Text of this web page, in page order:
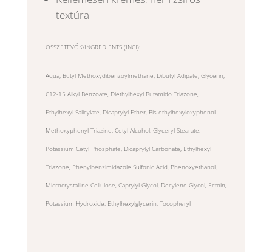
textúra
ÖSSZETEVŐK/INGREDIENTS (INCI):
Aqua, Butyl Methoxydibenzoylmethane, Dibutyl Adipate, Glycerin,
C12-15 Alkyl Benzoate, Diethylhexyl Butamido Triazone,
Ethylhexyl Salicylate, Dicaprylyl Ether, Bis-ethylhexyloxyphenol
Methoxyphenyl Triazine, Cetyl Alcohol, Glyceryl Stearate,
Potassium Cetyl Phosphate, Dicaprylyl Carbonate, Ethylhexyl
Triazone, Phenylbenzimidazole Sulfonic Acid, Phenoxyethanol,
Microcrystalline Cellulose, Caprylyl Glycol, Decylene Glycol, Ectoin,
Potassium Hydroxide, Ethylhexylglycerin, Tocopheryl